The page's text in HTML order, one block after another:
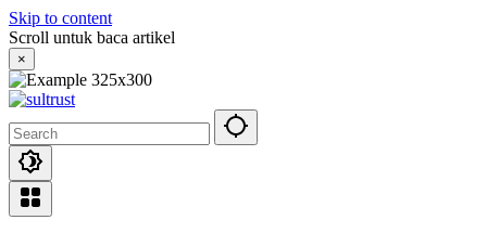
Skip to content
Scroll untuk baca artikel
×